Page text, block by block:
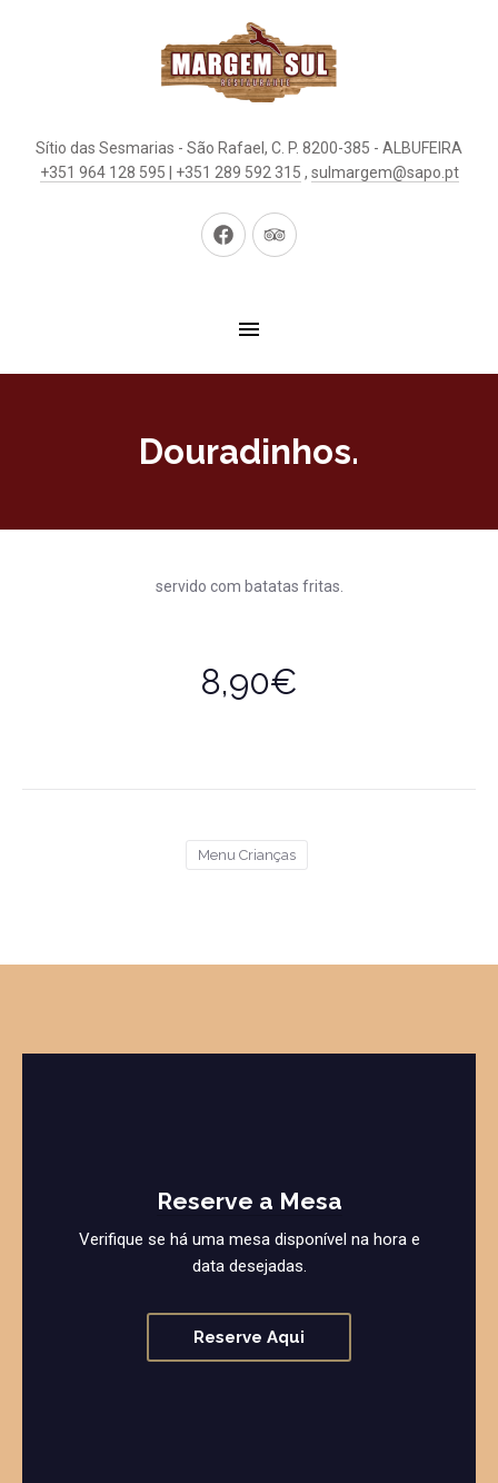
Sítio das Sesmarias - São Rafael, C. P. 8200-385 - ALBUFEIRA
+351 964 128 595 | +351 289 592 315 , sulmargem@sapo.pt
New
New
Douradinhos.
servido com batatas fritas.
8,90€
Menu Crianças
Reserve a Mesa
Verifique se há uma mesa disponível na hora e
data desejadas.
Reserve Aqui